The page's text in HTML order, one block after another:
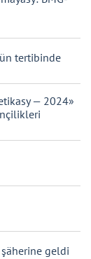
tertibinde
— 2024»
geldi